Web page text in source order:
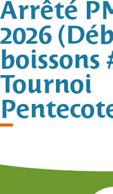
Arrêté
2026
boissons
Tournoi